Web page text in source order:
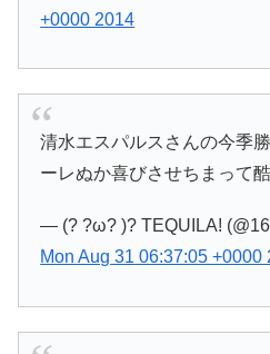
+0000 2014
清水エスパルスさんの今季
ーレぬか喜びさせちまって
— (? ?ω? )? TEQUILA!
Mon Aug 31 06:37:05 +0000